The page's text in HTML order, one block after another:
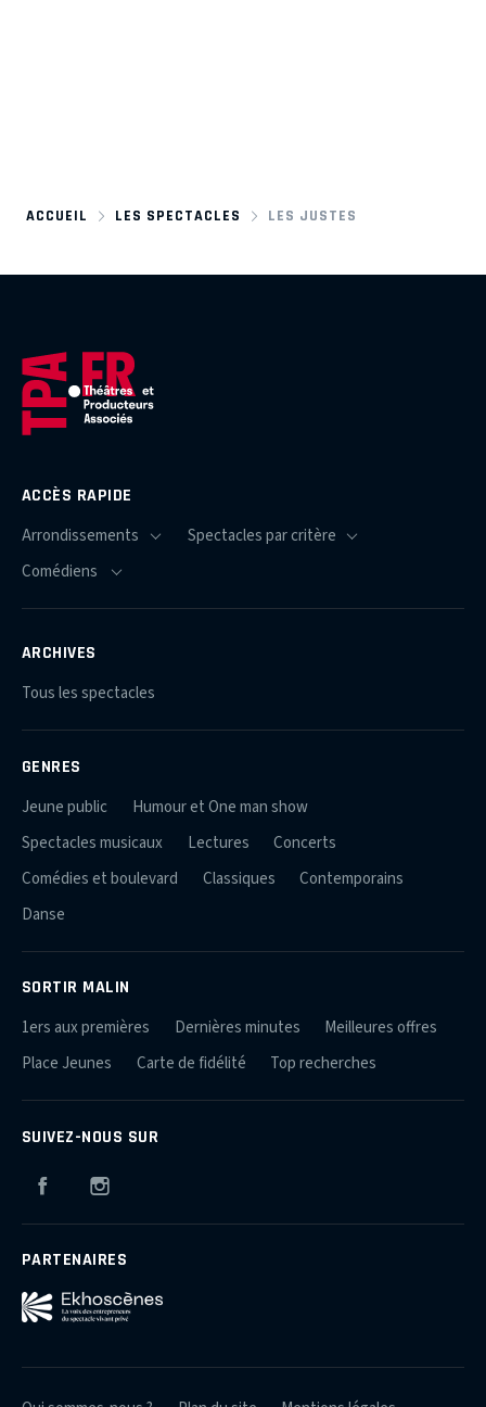
ACCUEIL LES SPECTACLES LES JUSTES
ACCÈS RAPIDE
ARCHIVES
Tous les spectacles
GENRES
Jeune public
Humour et One man show
Spectacles musicaux
Lectures
Concerts
Comédies et boulevard
Classiques
Contemporains
Danse
SORTIR MALIN
1ers aux premières Dernières minutes
Meilleures offres
Place Jeunes
Carte de fidélité Top recherches
SUIVEZ-NOUS SUR
Facebook
PARTENAIRES